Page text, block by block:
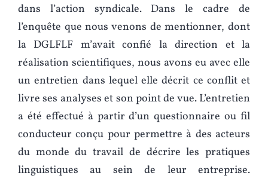
dans l’action syndicale. Dans le cadre de
l’enquête que nous venons de mentionner, dont
la DGLFLF m’avait confié la direction et la
réalisation scientifiques, nous avons eu avec elle
un entretien dans lequel elle décrit ce conflit et
livre ses analyses et son point de vue. L’entretien
a été effectué à partir d’un questionnaire ou fil
conducteur conçu pour permettre à des acteurs
du monde du travail de décrire les pratiques
linguistiques au sein de leur entreprise.